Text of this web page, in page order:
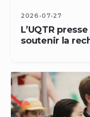
2026-07-27
L’UQTR
soutenir la